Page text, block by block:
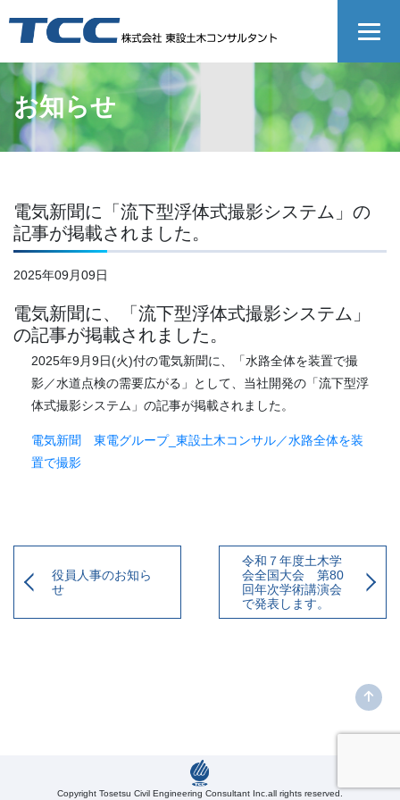
お知らせ
電気新聞に「流下型浮体式撮影システム」の
記事が掲載されました。
2025年09月09日
電気新聞に、「流下型浮体式撮影システム」
の記事が掲載されました。
2025年9月9日(火)付の電気新聞に、「水路全体を装置で撮
影／水道点検の需要広がる」として、当社開発の「流下型浮
体式撮影システム」の記事が掲載されました。
電気新聞 東電グループ_東設土木コンサル／水路全体を装
置で撮影
役員人事のお知ら
せ
令和７年度土木学
会全国大会 第80
回年次学術講演会
で発表します。
Copyright Tosetsu Civil Engineering Consultant Inc.all rights reserved.